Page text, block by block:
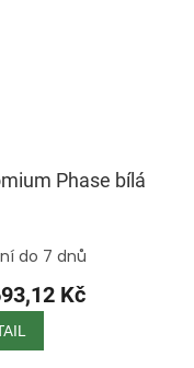
Phase bílá
do 7 dnů
Kč